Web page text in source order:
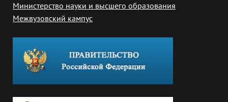
Министерство науки и высшего образования
Межвузовский кампус